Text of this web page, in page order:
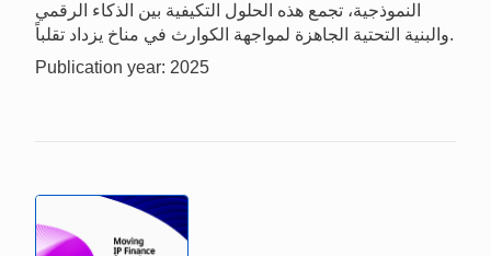
النموذجية، تجمع هذه الحلول التكيفية بين الذكاء الرقمي
والبنية التحتية الجاهزة لمواجهة الكوارث في مناخ يزداد تقلباً.
Publication year: 2025